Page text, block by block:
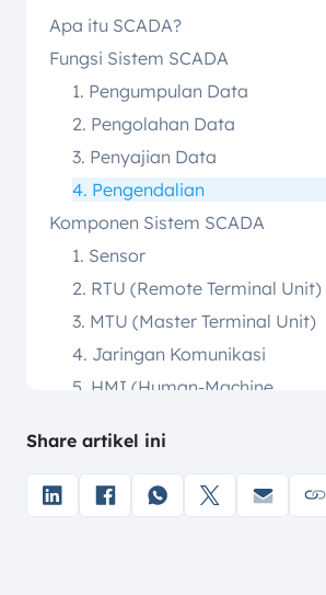
Apa itu SCADA?
Fungsi Sistem SCADA
1. Pengumpulan Data
2. Pengolahan Data
3. Penyajian Data
4. Pengendalian
Komponen Sistem SCADA
1. Sensor
2. RTU (Remote Terminal Unit)
3. MTU (Master Terminal Unit)
4. Jaringan Komunikasi
5. HMI (Human-Machine
Penerapan dan Cara Kerja SCADA
Kelebihan dan Kekurangan
SCADA
Share artikel ini